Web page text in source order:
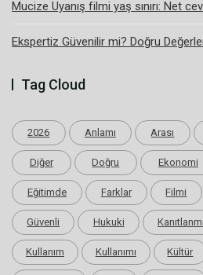
Mucize Uyanış filmi yaş sınırı: Net
Ekspertiz Güvenilir mi? Doğru
Tag Cloud
2026 Anlamı Arası
Diğer Doğru Ekonomi
Eğitimde Farklar Filmi
Güvenli Hukuki
Kullanım Kullanımı Kültür